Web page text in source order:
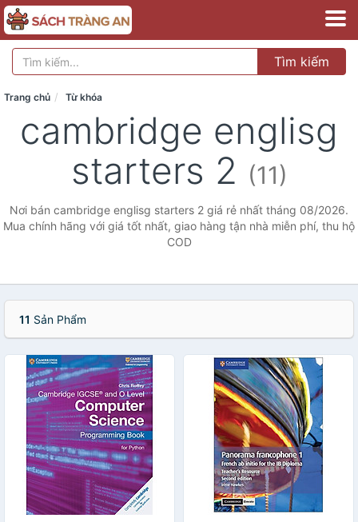
Tìm kiếm
Trang chủ Từ khóa
cambridge englisg
starters 2 (11)
Nơi bán cambridge englisg starters 2 giá rẻ nhất tháng 08/2026.
Mua chính hãng với giá tốt nhất, giao hàng tận nhà miễn phí, thu hộ
COD
11 Sản Phẩm